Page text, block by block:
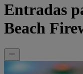
Entradas
Beach